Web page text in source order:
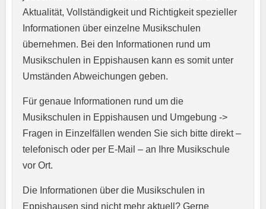
E-Mail-Adresse*
Aktualität, Vollständigkeit und Richtigkeit spezieller
Informationen über einzelne Musikschulen
übernehmen. Bei den Informationen rund um
Musikschulen in Eppishausen kann es somit unter
Umständen Abweichungen geben.
Für genaue Informationen rund um die
Musikschulen in Eppishausen und Umgebung ->
Fragen in Einzelfällen wenden Sie sich bitte direkt –
telefonisch oder per E-Mail – an Ihre Musikschule
vor Ort.
Die Informationen über die Musikschulen in
Eppishausen sind nicht mehr aktuell? Gerne